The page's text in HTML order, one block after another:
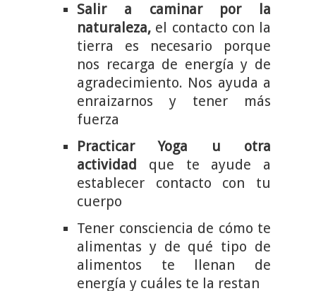
Salir a caminar por la
naturaleza, el contacto con la
tierra es necesario porque
nos recarga de energía y de
agradecimiento. Nos ayuda a
enraizarnos y tener más
fuerza
Practicar Yoga u otra
actividad que te ayude a
establecer contacto con tu
cuerpo
Tener consciencia de cómo te
alimentas y de qué tipo de
alimentos te llenan de
energía y cuáles te la restan